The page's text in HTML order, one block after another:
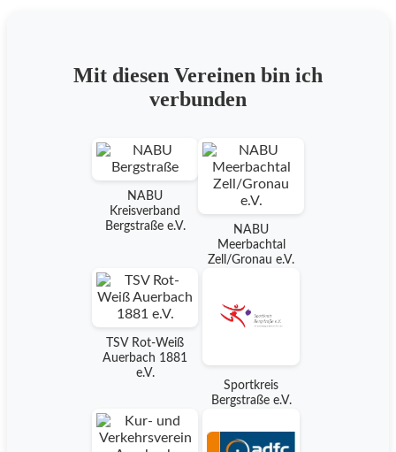
Mit diesen Vereinen bin ich
verbunden
NABU
Kreisverband
Bergstraße e.V.
NABU
Meerbachtal
Zell/Gronau e.V.
TSV Rot-Weiß
Auerbach 1881
e.V.
Sportkreis
Bergstraße e.V.